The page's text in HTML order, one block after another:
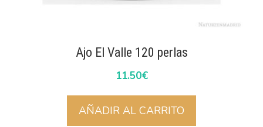
Ajo El Valle 120 perlas
11.50€
AÑADIR AL CARRITO